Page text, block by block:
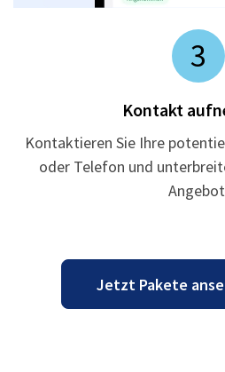
3
Kontakt
Kontaktieren Sie Ihre
oder Telefon und